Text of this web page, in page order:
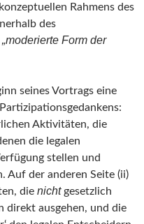
Rahmens des
des
„moderierte Form der
seines Vortrags eine
Aktivitäten, die
die legalen
stellen und
Auf der anderen Seite (ii)
die nichtgesetzlich
direkt ausgehen, und die